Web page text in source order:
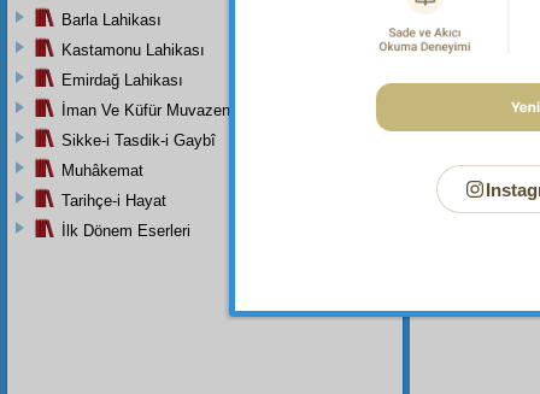
Ne
"Allah
Barla Lahikası
Kastamonu Lahikası
Emirdağ Lahikası
İman Ve Küfür Muvazeneleri
Sikke-i Tasdik-i Gaybî
Muhâkemat
Tarihçe-i Hayat
İlk Dönem Eserleri